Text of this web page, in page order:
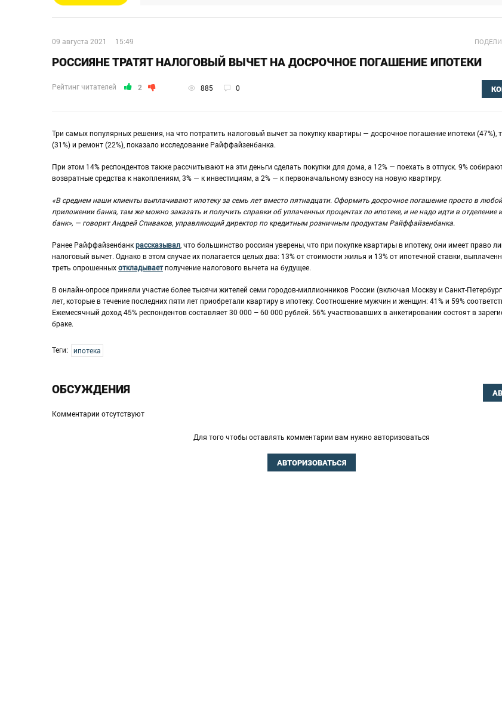
09 августа 2021 15:49
РОССИЯНЕ ТРАТЯТ НАЛОГОВЫЙ ВЫЧЕТ НА ДОСРОЧНОЕ ПОГАШЕНИЕ ИПОТЕКИ
Рейтинг читателей 2 885 0
Три самых популярных решения, на что потратить налоговый вычет за покупку квартиры — досрочное погашение ипотеки (47%),
(31%) и ремонт (22%), показало исследование Райффайзенбанка.
При этом 14% респондентов также рассчитывают на эти деньги сделать покупки для дома, а 12% — поехать в отпуск. 9%
возвратные средства к накоплениям, 3% — к инвестициям, а 2% — к первоначальному взносу на новую квартиру.
«В среднем наши клиенты выплачивают ипотеку за семь лет вместо пятнадцати. Оформить досрочное погашение просто в
приложении банка, там же можно заказать и получить справки об уплаченных процентах по ипотеке, и не надо идти в отделение
банк», — говорит Андрей Спиваков, управляющий директор по кредитным розничным продуктам Райффайзенбанка.
Ранее Райффайзенбанкрассказывал, что большинство россиян уверены, что при покупке квартиры в ипотеку, они имеет право
налоговый вычет. Однако в этом случае их полагается целых два: 13% от стоимости жилья и 13% от ипотечной ставки,
треть опрошенныхоткладываетполучение налогового вычета на будущее.
В онлайн-опросе приняли участие более тысячи жителей семи городов-миллионников России (включая Москву и Санкт-
лет, которые в течение последних пяти лет приобретали квартиру в ипотеку. Соотношение мужчин и женщин: 41% и 59%
Ежемесячный доход 45% респондентов составляет 30 000 – 60 000 рублей. 56% участвовавших в анкетировании состоят в
браке.
Теги: ипотека
ОБСУЖДЕНИЯ
Комментарии отсутствуют
Для того чтобы оставлять комментарии вам нужно авторизоваться
АВТОРИЗОВАТЬСЯ